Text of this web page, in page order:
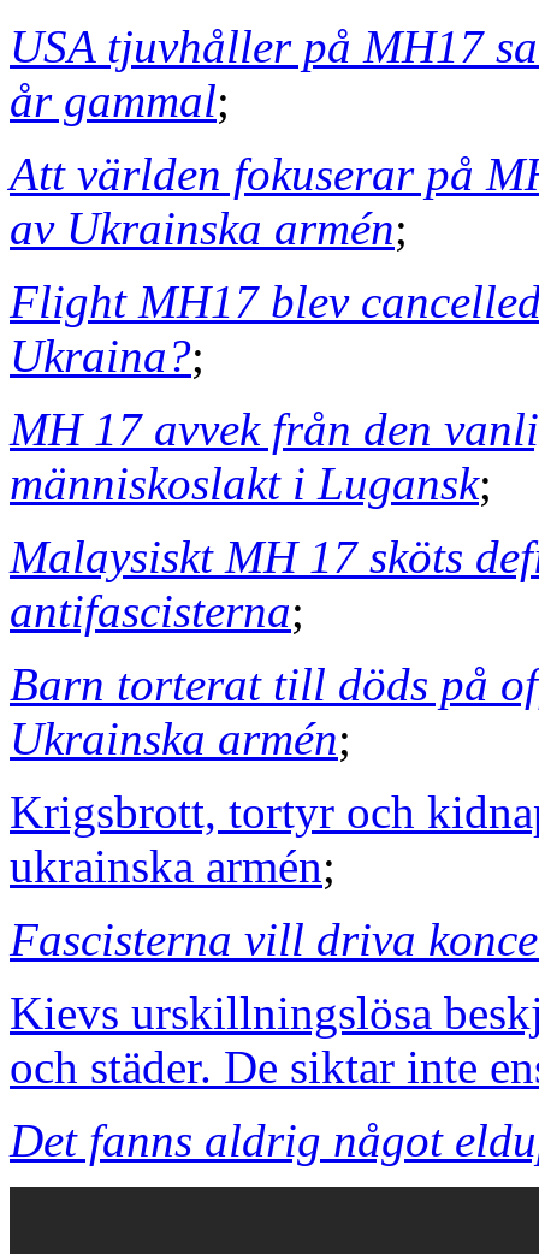
USA tjuvhåller på MH17
år gammal;
Att världen fokuserar på
av Ukrainska armén;
Flight MH17 blev
Ukraina?;
MH 17 avvek från den
människoslakt i Lugansk;
Malaysiskt MH 17 sköts
antifascisterna;
Barn torterat till döds på
Ukrainska armén;
Krigsbrott, tortyr och
ukrainska armén;
Fascisterna vill driva
Kievs urskillningslösa
och städer. De siktar inte
Det fanns aldrig något